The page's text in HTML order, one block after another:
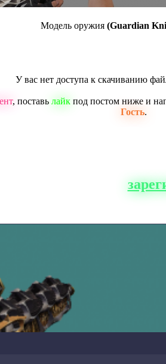
Модель оружия (Guardian
У вас нет доступа к скачиванию
, поставь лайкпод постом ниже и
Гость.
сайта, вам нужно